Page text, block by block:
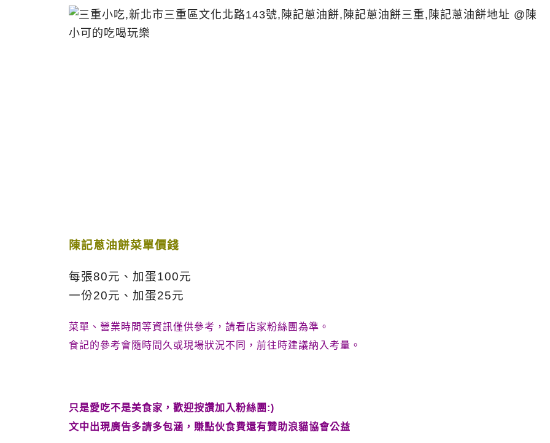
陳記蔥油餅菜單價錢
每張80元、加蛋100元
一份20元、加蛋25元
菜單、營業時間等資訊僅供參考，請看店家粉絲團為準。
食記的參考會隨時間久或現場狀況不同，前往時建議納入考量。
只是愛吃不是美食家，歡迎按讚加入粉絲團:)
文中出現廣告多請多包涵，賺點伙食費還有贊助浪貓協會公益